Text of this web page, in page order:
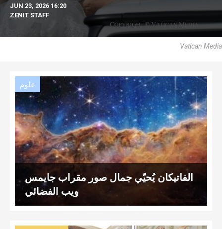
JUN 23, 2026 16:20
ZENIT STAFF
Vatican Media
علوم
الفاتيكان يُحيّي جمال صور مقراب جايمس
ويب الفضائي